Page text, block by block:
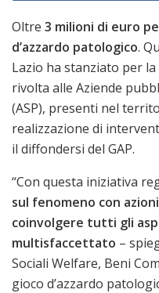
Oltre 3 milioni di euro
d’azzardo patologico.
Lazio ha stanziato per
rivolta alle Aziende
(ASP), presenti nel
realizzazione di
il diffondersi del GAP.
“Con questa iniziativa
sul fenomeno con
coinvolgere tutti gli
multisfaccettato –
Sociali Welfare, Beni
gioco d’azzardo